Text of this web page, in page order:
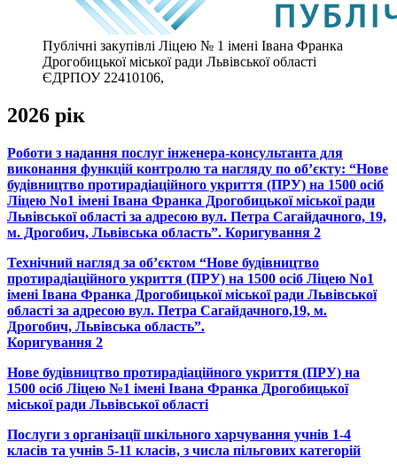
Публічні закупівлі Ліцею № 1 імені Івана Франка
Дрогобицької міської ради Львівської області
ЄДРПОУ 22410106,
2026 рік
Роботи з надання послуг інженера-консультанта для
виконання функцій контролю та нагляду по об’єкту: “Нове
будівництво протирадіаційного укриття (ПРУ) на 1500 осіб
Ліцею No1 імені Івана Франка Дрогобицької міської ради
Львівської області за адресою вул. Петра Сагайдачного, 19,
м. Дрогобич, Львівська область”. Коригування 2
Технічний нагляд за об’єктом “Нове будівництво
протирадіаційного укриття (ПРУ) на 1500 осіб Ліцею No1
імені Івана Франка Дрогобицької міської ради Львівської
області за адресою вул. Петра Сагайдачного,19, м.
Дрогобич, Львівська область”.
Коригування 2
Нове будівництво протирадіаційного укриття (ПРУ) на
1500 осіб Ліцею №1 імені Івана Франка Дрогобицької
міської ради Львівської області
Послуги з організації шкільного харчування учнів 1-4
класів та учнів 5-11 класів, з числа пільгових категорій